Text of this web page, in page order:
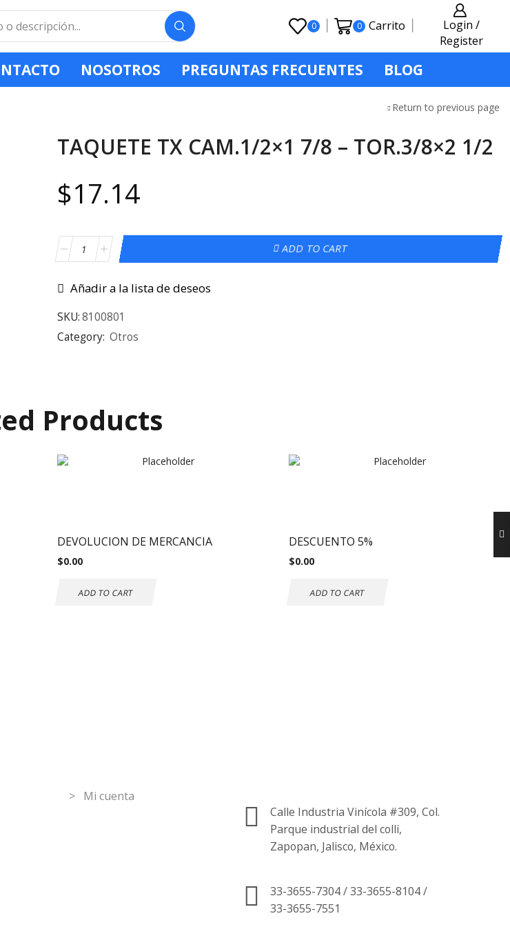
0 0 Carrito
Login /
Register
NOSOTROS PREGUNTAS FRECUENTES BLOG
Return to previous page
TAQUETE TX CAM.1/2×1 7/8 – TOR.3/8×2 1/2
$17.14
ADD TO CART
Añadir a la lista de deseos
SKU:8100801
Category: Otros
Products
DEVOLUCION DE MERCANCIA
$0.00
ADD TO CART
DESCUENTO 5%
$0.00
ADD TO CART
> Mi cuenta
Calle Industria Vinícola #309, Col.
Parque industrial del colli,
Zapopan, Jalisco, México.
33-3655-7304 / 33-3655-8104 /
33-3655-7551